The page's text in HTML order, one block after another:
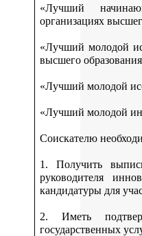
«Лучший
организациях
«Лучший молодой
высшего
«Лучший молодой
«Лучший молодой
Соискателю
1. Получить
руководителя
кандидатуры для
2. Иметь
государственных